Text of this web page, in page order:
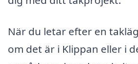
När du letar efter en
om det är i Klippan eller i